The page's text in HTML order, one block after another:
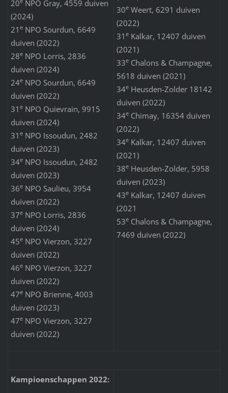
20 NPO Gray, 4559 duiven
(2024)
21 eNPO Sourdun, 6649
duiven (2022)
28eNPO Lorris, 2836
duiven (2024)
24eNPO Sourdun, 6649
duiven (2022)
31 eNPO Quievrain, 9915
duiven (2024)
31 eNPO Issoudun, 2482
duiven (2023)
34eNPO Issoudun, 2482
duiven (2023)
36eNPO Saulieu, 3954
duiven (2022)
37eNPO Lorris, 2836
duiven (2024)
45eNPO Vierzon, 3227
duiven (2022)
46eNPO Vierzon, 3227
duiven (2022)
47eNPO Brienne, 4003
duiven (2023)
47eNPO Vierzon, 3227
duiven (2022)
30eWeert, 6291 duiven
(2022)
31 eKalkar, 12407 duiven
(2021)
33eChalons & Champagne,
5618 duiven (2021)
34eHeusden-Zolder 18142
duiven (2022)
34eChimay, 16354 duiven
(2022)
34eKalkar, 12407 duiven
(2021)
38eHeusden-Zolder, 5958
duiven (2023)
43eKalkar, 12407 duiven
(2021
53eChalons & Champagne,
7469 duiven (2022)
Kampioenschappen 2022: